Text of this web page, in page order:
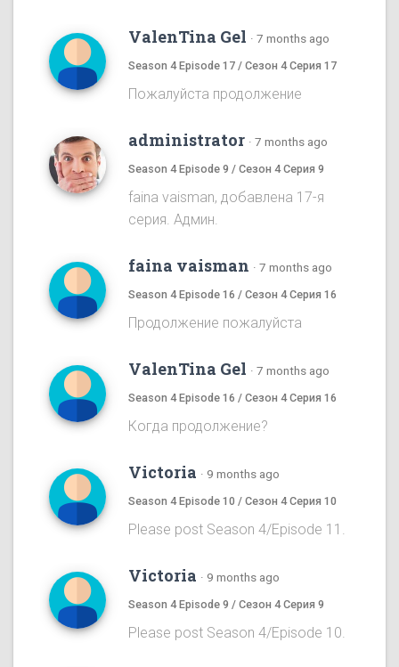
ValenTina Gel · 7 months ago
Season 4 Episode 17 / Сезон 4 Серия 17
Пожалуйста продолжение
administrator · 7 months ago
Season 4 Episode 9 / Сезон 4 Серия 9
faina vaisman, добавлена 17-я
серия. Админ.
faina vaisman · 7 months ago
Season 4 Episode 16 / Сезон 4 Серия 16
Продолжение пожалуйста
ValenTina Gel · 7 months ago
Season 4 Episode 16 / Сезон 4 Серия 16
Когда продолжение?
Victoria · 9 months ago
Season 4 Episode 10 / Сезон 4 Серия 10
Please post Season 4/Episode 11.
Victoria · 9 months ago
Season 4 Episode 9 / Сезон 4 Серия 9
Please post Season 4/Episode 10.